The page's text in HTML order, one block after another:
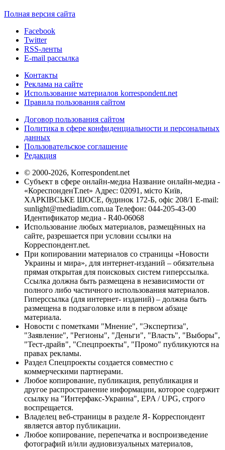
Полная версия сайта
Facebook
Twitter
RSS-ленты
E-mail рассылка
Контакты
Реклама на сайте
Использование материалов korrespondent.net
Правила пользования сайтом
Договор пользования сайтом
Политика в сфере конфиденциальности и персональных
данных
Пользовательское соглашение
Редакция
© 2000-2026, Korrespondent.net
Субъект в сфере онлайн-медиа Название онлайн-медиа -
«КореспонденТ.net» Адрес: 02091, місто Київ,
ХАРКІВСЬКЕ ШОСЕ, будинок 172-Б, офіс 208/1 E-mail:
sunlight@mediadim.com.ua Телефон: 044-205-43-00
Идентификатор медиа - R40-06068
Использование любых материалов, размещённых на
сайте, разрешается при условии ссылки на
Корреспондент.net.
При копировании материалов со страницы «Новости
Украины и мира», для интернет-изданий – обязательна
прямая открытая для поисковых систем гиперссылка.
Ссылка должна быть размещена в независимости от
полного либо частичного использования материалов.
Гиперссылка (для интернет- изданий) – должна быть
размещена в подзаголовке или в первом абзаце
материала.
Новости с пометками "Мнение", "Экспертиза",
"Заявление", "Регионы", "Деньги", "Власть", "Выборы",
"Тест-драйв", "Спецпроекты", "Промо" публикуются на
правах рекламы.
Раздел Спецпроекты создается совместно с
коммерческими партнерами.
Любое копирование, публикация, републикация и
другое распространение информации, которое содержит
ссылку на "Интерфакс-Украина", EPA / UPG, строго
воспрещается.
Владелец веб-страницы в разделе Я- Корреспондент
является автор публикации.
Любое копирование, перепечатка и воспроизведение
фотографий и/или аудиовизуальных материалов,